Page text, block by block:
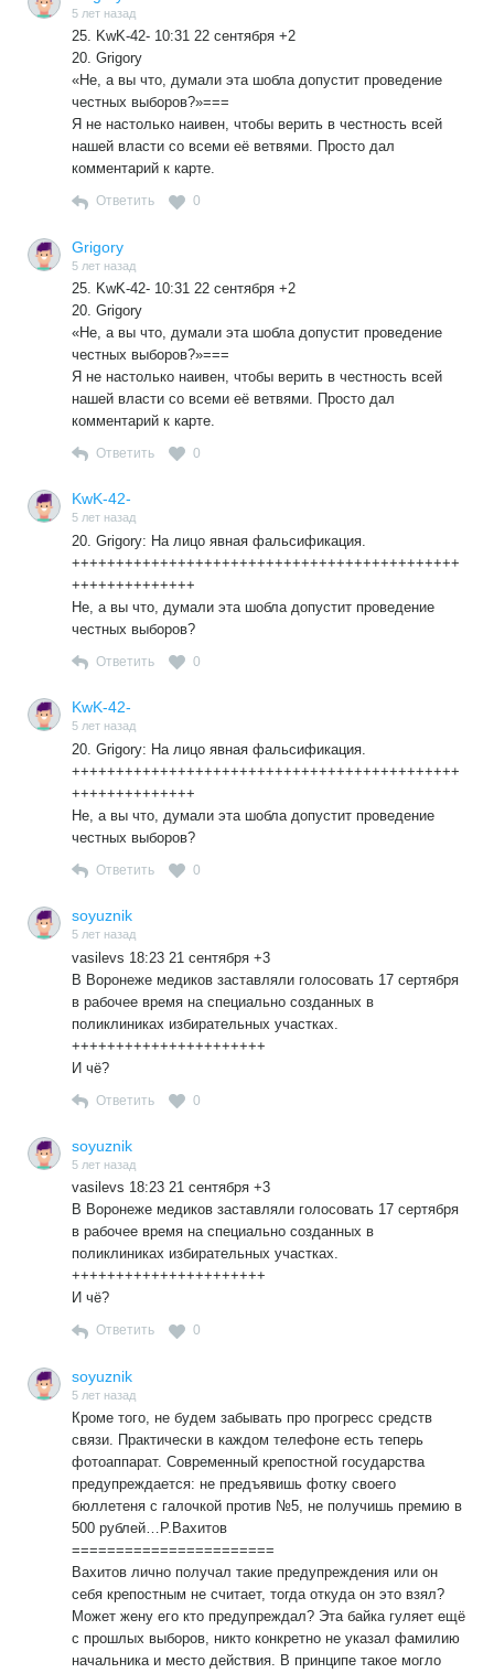
созданной системы масштабных злоупотреблений — как
на этапе агитационной кампании, так и при подсчете
голосов — нет никакой возможности установить истинное
волеизъявление граждан». При трёхдневном голосовании
с единственным охранником («своим»?) ночами
актуальность этого утверждения только возрастает.
5 лет назад
25. KwK-42- 10:31 22 сентября +2
20. Grigory
«Не, а вы что, думали эта шобла допустит проведение
честных выборов?»===
Я не настолько наивен, чтобы верить в честность всей
нашей власти со всеми её ветвями. Просто дал
комментарий к карте.
Ответить 0
Grigory
5 лет назад
25. KwK-42- 10:31 22 сентября +2
20. Grigory
«Не, а вы что, думали эта шобла допустит проведение
честных выборов?»===
Я не настолько наивен, чтобы верить в честность всей
нашей власти со всеми её ветвями. Просто дал
комментарий к карте.
Ответить 0
KwK-42-
5 лет назад
20. Grigory: На лицо явная фальсификация.
++++++++++++++++++++++++++++++++++++++++++++
++++++++++++++
Не, а вы что, думали эта шобла допустит проведение
честных выборов?
Ответить 0
KwK-42-
5 лет назад
20. Grigory: На лицо явная фальсификация.
++++++++++++++++++++++++++++++++++++++++++++
++++++++++++++
Не, а вы что, думали эта шобла допустит проведение
честных выборов?
Ответить 0
soyuznik
5 лет назад
vasilevs 18:23 21 сентября +3
В Воронеже медиков заставляли голосовать 17 сертября
в рабочее время на специально созданных в
поликлиниках избирательных участках.
++++++++++++++++++++++
И чё?
Ответить 0
soyuznik
5 лет назад
vasilevs 18:23 21 сентября +3
В Воронеже медиков заставляли голосовать 17 сертября
в рабочее время на специально созданных в
поликлиниках избирательных участках.
++++++++++++++++++++++
И чё?
Ответить 0
soyuznik
5 лет назад
Кроме того, не будем забывать про прогресс средств
связи. Практически в каждом телефоне есть теперь
фотоаппарат. Современный крепостной государства
предупреждается: не предъявишь фотку своего
бюллетеня с галочкой против №5, не получишь премию в
500 рублей…Р.Вахитов
=======================
Вахитов лично получал такие предупреждения или он
себя крепостным не считает, тогда откуда он это взял?
Может жену его кто предупреждал? Эта байка гуляет ещё
с прошлых выборов, никто конкретно не указал фамилию
начальника и место действия. В принципе такое могло